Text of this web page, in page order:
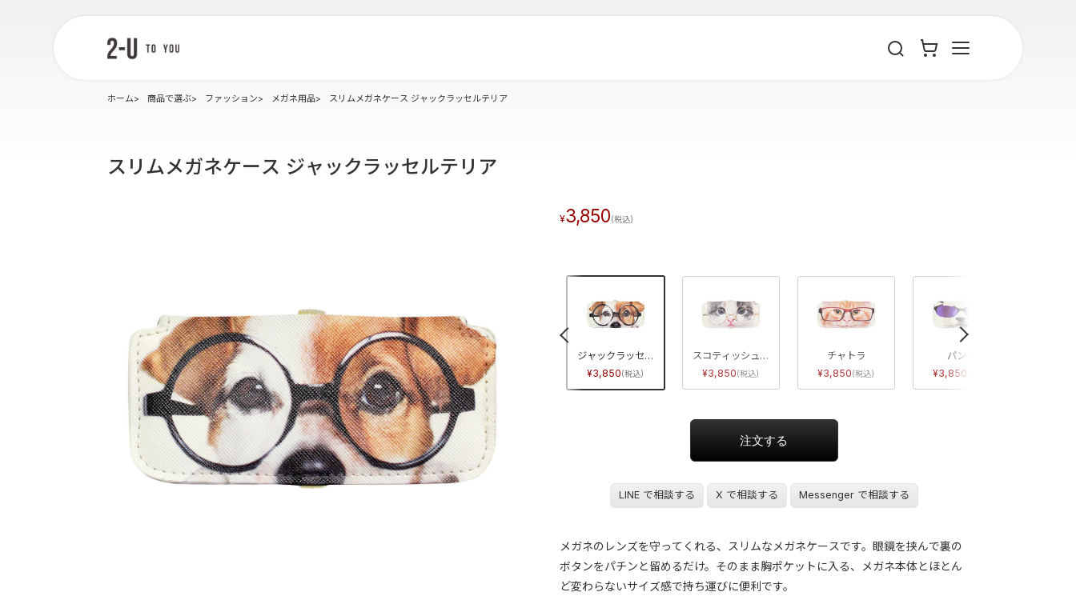
ホーム 商品で選ぶ ファッション メガネ用品 スリムメガネケース ジャックラッセルテリア
スリムメガネケース ジャックラッセルテリア
3,850
ネイビー
3,630
ピンク
3,630
サバトラ
3,850
シバ
3,850
ジャックラッセルテリア
3,850
スコティッシュストレート
3,850
チャトラ
3,850
パンダ
3,850
LINE で相談する X で相談する Messenger で相談する
メガネのレンズを守ってくれる、スリムなメガネケースです。眼鏡を挟んで裏の
ボタンをパチンと留めるだけ。そのまま胸ポケットに入る、メガネ本体とほとん
ど変わらないサイズ感で持ち運びに便利です。